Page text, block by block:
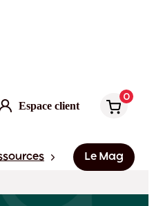
Espace client
0
Le Mag